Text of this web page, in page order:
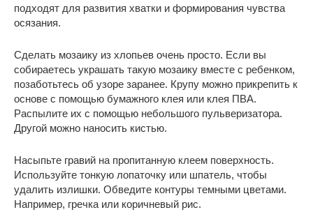
подходят для развития хватки и формирования чувства
осязания.
Сделать мозаику из хлопьев очень просто. Если вы
собираетесь украшать такую мозаику вместе с ребенком,
позаботьтесь об узоре заранее. Крупу можно прикрепить к
основе с помощью бумажного клея или клея ПВА.
Распылите их с помощью небольшого пульверизатора.
Другой можно наносить кистью.
Насыпьте гравий на пропитанную клеем поверхность.
Используйте тонкую лопаточку или шпатель, чтобы
удалить излишки. Обведите контуры темными цветами.
Например, гречка или коричневый рис.